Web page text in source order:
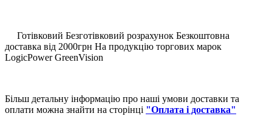
Готівковий Безготівковий розрахунок Безкоштовна
доставка від 2000грн На продукцію торгових марок
LogicPower GreenVision
Більш детальну інформацію про наші умови доставки та
оплати можна знайти на сторінці "Оплата і доставка"